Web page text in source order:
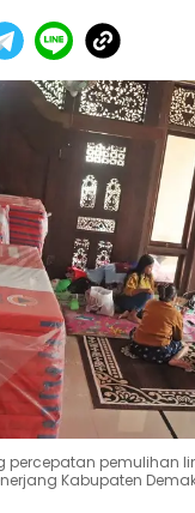
percepatan pemulihan
Kabupaten Demak.